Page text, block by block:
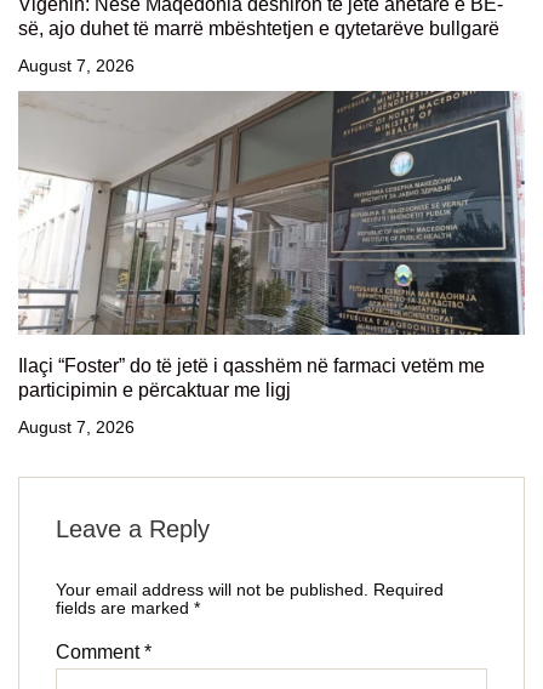
Vigenin: Nëse Maqedonia dëshiron të jetë anëtare e BE-
së, ajo duhet të marrë mbështetjen e qytetarëve bullgarë
August 7, 2026
Ilaçi “Foster” do të jetë i qasshëm në farmaci vetëm me
participimin e përcaktuar me ligj
August 7, 2026
Leave a Reply
Your email address will not be published. Required
fields are marked *
Comment*